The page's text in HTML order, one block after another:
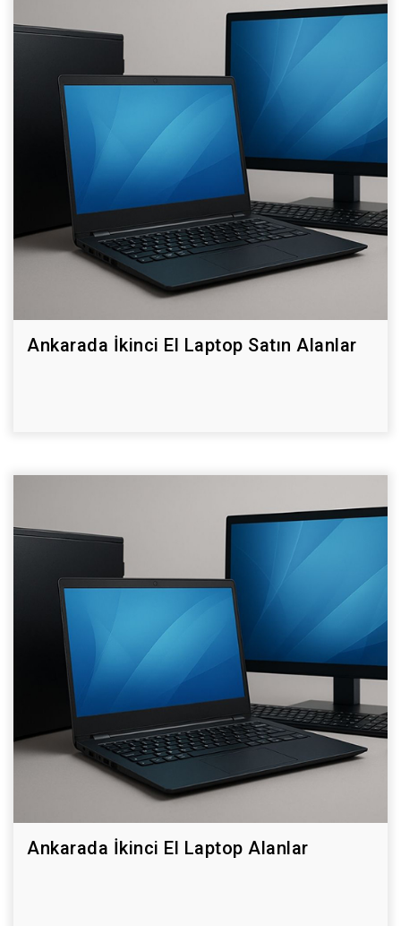
Ankarada İkinci El Laptop Satın Alanlar
Ankarada İkinci El Laptop Alanlar